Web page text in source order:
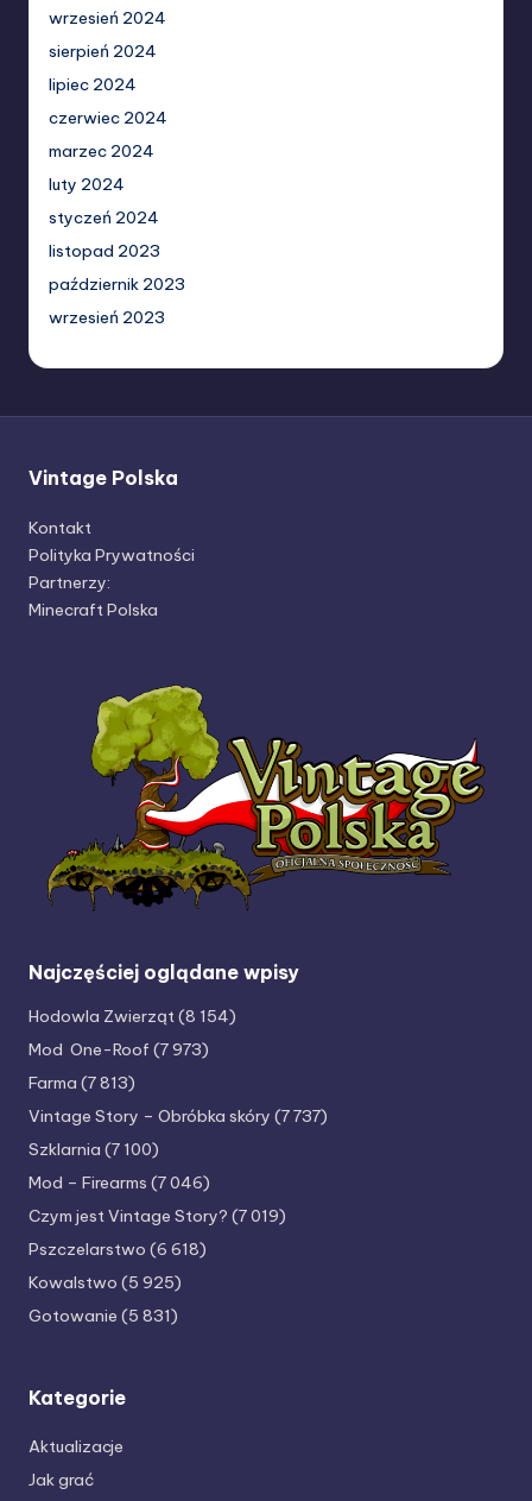
wrzesień 2024
sierpień 2024
lipiec 2024
czerwiec 2024
marzec 2024
luty 2024
styczeń 2024
listopad 2023
październik 2023
wrzesień 2023
Vintage Polska
Kontakt
Polityka Prywatności
Partnerzy:
Minecraft Polska
Najczęściej oglądane wpisy
Hodowla Zwierząt(8 154)
Mod One-Roof (7 973)
Farma (7 813)
Vintage Story – Obróbka skóry (7 737)
Szklarnia (7 100)
Mod – Firearms (7 046)
Czym jest Vintage Story? (7 019)
Pszczelarstwo (6 618)
Kowalstwo (5 925)
Gotowanie (5 831)
Kategorie
Aktualizacje
Jak grać